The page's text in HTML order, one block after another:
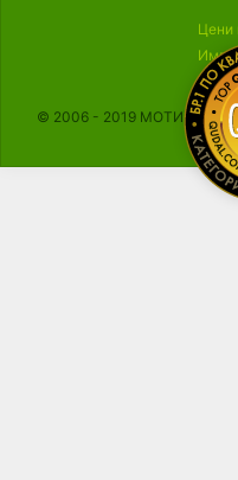
Цени
© 2006 - 2019 МОТИКА,